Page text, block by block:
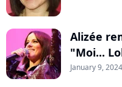
Alizée
"Moi...
January 9, 2024